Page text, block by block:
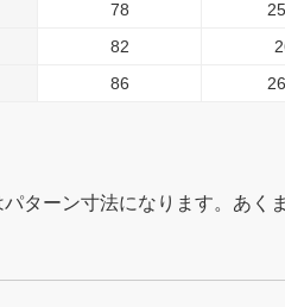
78
82
86
ターン寸法になります。あく